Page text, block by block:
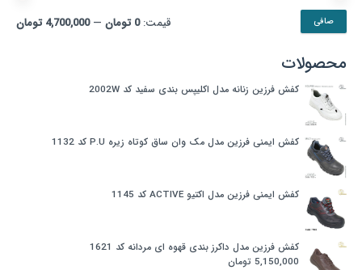
صافی قيمت:0 تومان —4,700,000 تومان
محصولات
کفش فرزین زنانه مدل اکلیپس بندی سفید کد 2002W
کفش ایمنی فرزین مدل مک وان ساق کوتاه زیره P.U کد 1132
کفش ایمنی فرزین مدل اکتیو ACTIVE کد 1145
کفش فرزین مدل داکرز بندی قهوه ای مردانه کد 1621
5,150,000 تومان